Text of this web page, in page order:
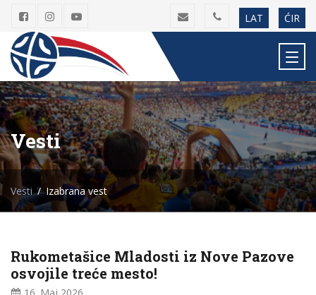
LAT ĆIR
Vesti
Vesti Izabrana vest
Rukometašice Mladosti iz Nove Pazove
osvojile treće mesto!